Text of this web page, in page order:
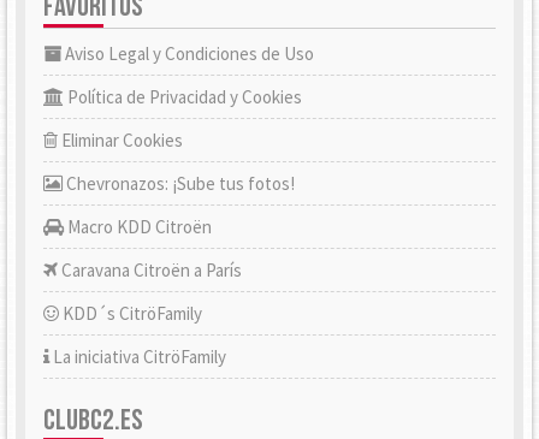
Aviso Legal y Condiciones de Uso
Política de Privacidad y Cookies
Eliminar Cookies
Chevronazos: ¡Sube tus fotos!
Macro KDD Citroën
Caravana Citroën a París
KDD´s CitröFamily
La iniciativa CitröFamily
CLUBC2.ES